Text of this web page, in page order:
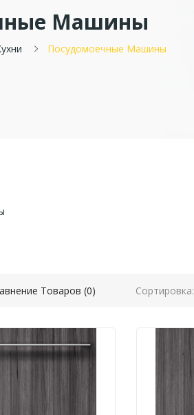
Машины
Посудомоечные Машины
Товаров (0) Сортировка: